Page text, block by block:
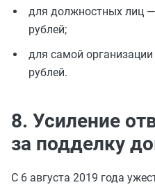
для должностных лиц
рублей;
для самой
рублей.
8. Усиление
за подделку
С 6 августа 2019 года